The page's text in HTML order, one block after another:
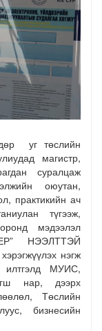
уг төслийн
магистр,
суралцаж
оюутан,
практикийн ач
түгээж,
мэдээлэл
НЭЭЛТТЭЙ
нэгж
илтгэлд МУИС,
нар, дээрх
Төслийн
бизнесийн